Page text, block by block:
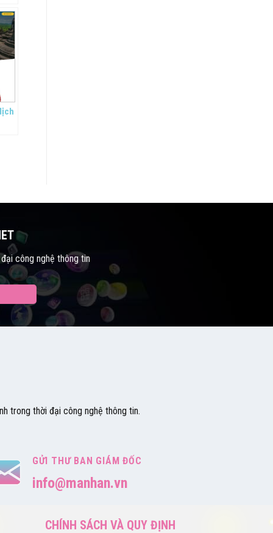
công nghệ thông tin
trong thời đại công nghệ thông tin.
GỬI THƯ BAN GIÁM ĐỐC
info@manhan.vn
CHÍNH SÁCH VÀ QUY ĐỊNH